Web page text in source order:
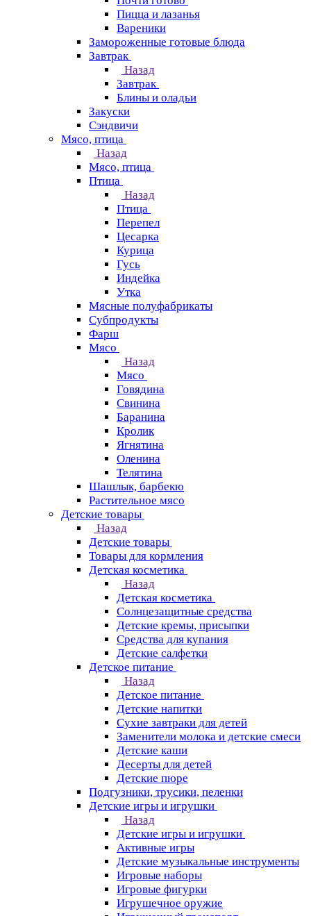
Пицца и лазанья
Вареники
Замороженные готовые блюда
Завтрак
Назад
Завтрак
Блины и оладьи
Закуски
Сэндвичи
Мясо, птица
Назад
Мясо, птица
Птица
Назад
Птица
Перепел
Цесарка
Курица
Гусь
Индейка
Утка
Мясные полуфабрикаты
Субпродукты
Фарш
Мясо
Назад
Мясо
Говядина
Свинина
Баранина
Кролик
Ягнятина
Оленина
Телятина
Шашлык, барбекю
Растительное мясо
Детские товары
Назад
Детские товары
Товары для кормления
Детская косметика
Назад
Детская косметика
Солнцезащитные средства
Детские кремы, присыпки
Средства для купания
Детские салфетки
Детское питание
Назад
Детское питание
Детские напитки
Сухие завтраки для детей
Заменители молока и детские смеси
Детские каши
Десерты для детей
Детские пюре
Подгузники, трусики, пеленки
Детские игры и игрушки
Назад
Детские игры и игрушки
Активные игры
Детские музыкальные инструменты
Игровые наборы
Игровые фигурки
Игрушечное оружие